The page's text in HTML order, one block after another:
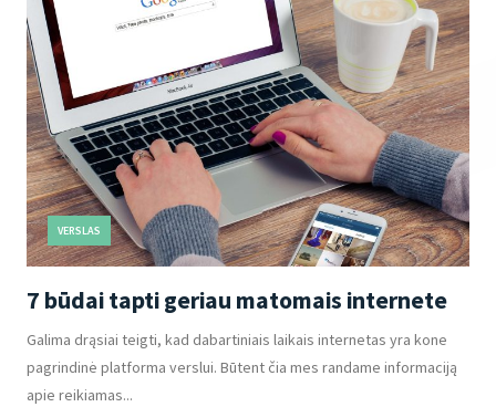
VERSLAS
7 būdai tapti geriau matomais internete
Galima drąsiai teigti, kad dabartiniais laikais internetas yra kone
pagrindinė platforma verslui. Būtent čia mes randame informaciją
apie reikiamas...